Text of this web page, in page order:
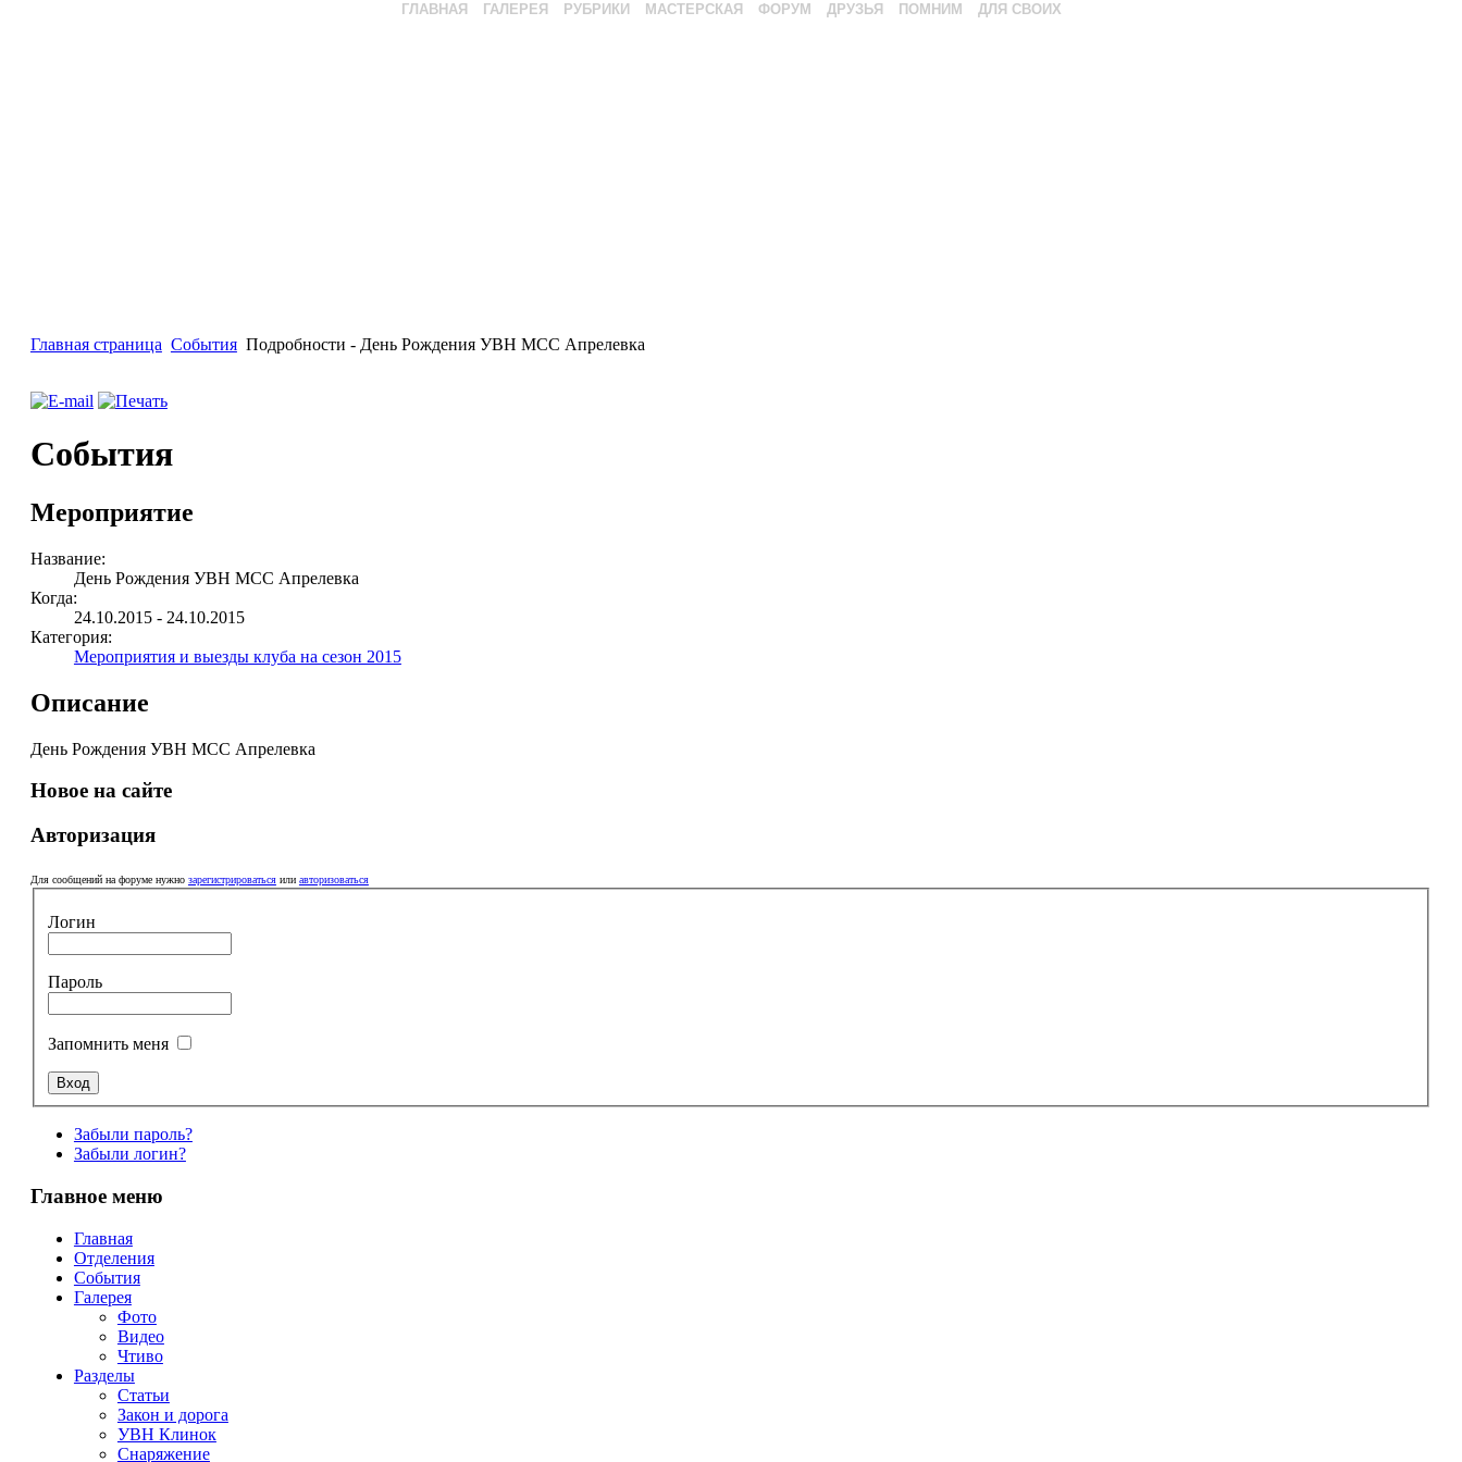
ГЛАВНАЯ ГАЛЕРЕЯ РУБРИКИ МАСТЕРСКАЯ ФОРУМ ДРУЗЬЯ ПОМНИМ ДЛЯ СВОИХ
Главная страница События Подробности - День Рождения УВН МСС Апрелевка
События
Мероприятие
Название:
День Рождения УВН МСС Апрелевка
Когда:
24.10.2015 - 24.10.2015
Категория:
Мероприятия и выезды клуба на сезон 2015
Описание
День Рождения УВН МСС Апрелевка
Новое на сайте
Авторизация
Для сообщений на форуме нужно зарегистрироватьсяили авторизоваться
Логин
Пароль
Запомнить меня
Забыли пароль?
Забыли логин?
Главное меню
Главная
Отделения
События
Галерея
Фото
Видео
Чтиво
Разделы
Статьи
Закон и дорога
УВН Клинок
Снаряжение